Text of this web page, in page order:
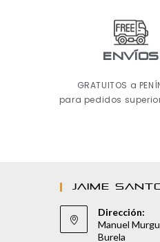
ENVÍOS
GRATUITOS a
para pedidos
JAIME
Dirección:
Manuel
Burela